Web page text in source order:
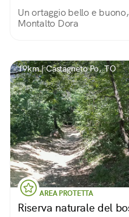
Un ortaggio bello e
Montalto Dora
19km | Castagneto Po, TO
AREA PROTETTA
Riserva naturale del